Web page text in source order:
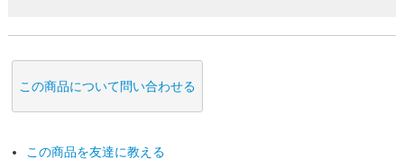
この商品について問い合わせる
この商品を友達に教える